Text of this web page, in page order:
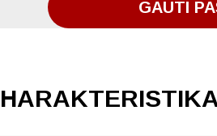
GAUTI